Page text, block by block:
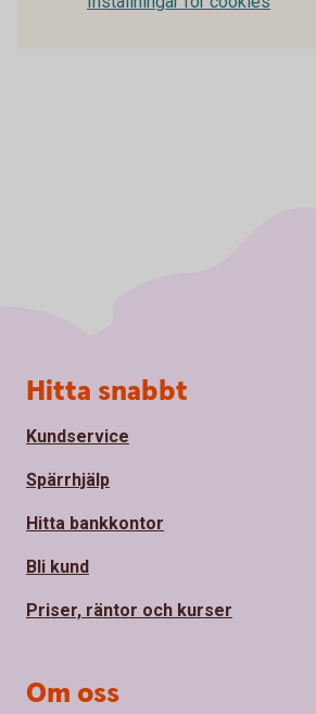
Sidfot
Hitta snabbt
Kundservice
Spärrhjälp
Hitta bankkontor
Bli kund
Priser, räntor och kurser
Om oss